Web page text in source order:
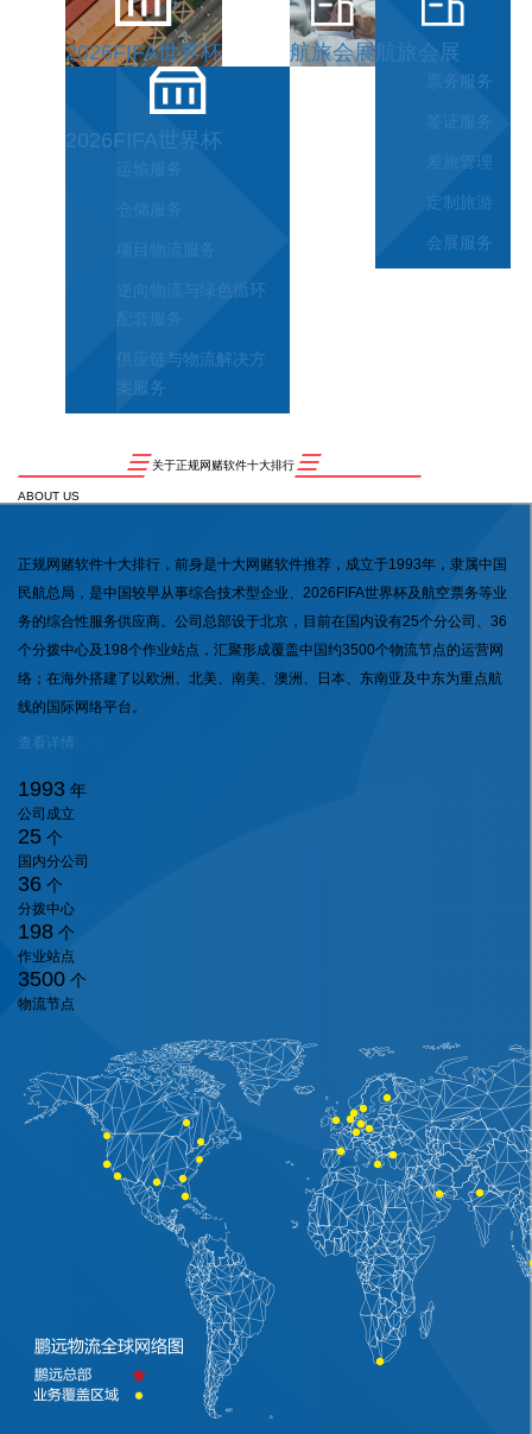
2026FIFA世界杯
2026FIFA世界杯
运输服务
仓储服务
项目物流服务
逆向物流与绿色循环
配套服务
供应链与物流解决方
案服务
航旅会展航旅会展
票务服务
签证服务
差旅管理
定制旅游
会展服务
关于正规网赌软件十大排行
ABOUT US
正规网赌软件十大排行，前身是十大网赌软件推荐，成立于1993年，隶属中国
民航总局，是中国较早从事综合技术型企业、2026FIFA世界杯及航空票务等业
务的综合性服务供应商。公司总部设于北京，目前在国内设有25个分公司、36
个分拨中心及198个作业站点，汇聚形成覆盖中国约3500个物流节点的运营网
络；在海外搭建了以欧洲、北美、南美、澳洲、日本、东南亚及中东为重点航
线的国际网络平台。
查看详情
1993 年
公司成立
25 个
国内分公司
36 个
分拨中心
198 个
作业站点
3500 个
物流节点